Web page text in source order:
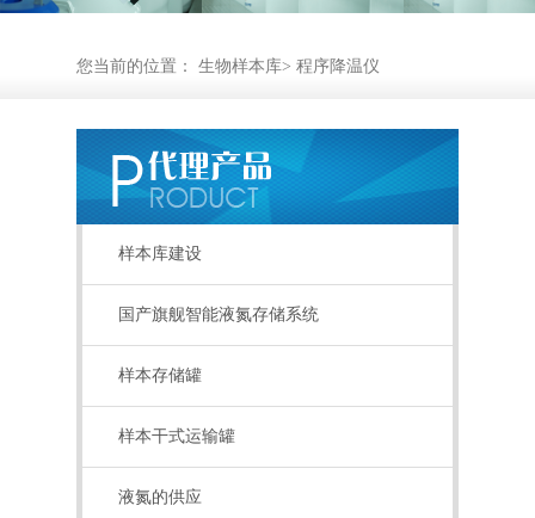
您当前的位置： 生物样本库> 程序降温仪
样本库建设
国产旗舰智能液氮存储系统
样本存储罐
样本干式运输罐
液氮的供应